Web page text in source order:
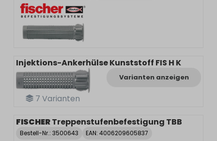
7 Varianten
Injektions-Ankerhülse Kunststoff FIS H K
Varianten anzeigen
FISCHERTreppenstufenbefestigung TBB
Bestell-Nr.: 3500643 EAN: 4006209605837